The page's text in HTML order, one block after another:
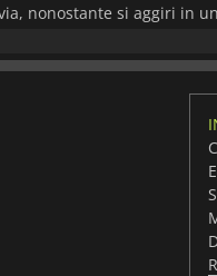
nonostante si aggiri in
macchine sono ancora
Peggio ancora, orribili
che incontrano. Gaia
gli animali che
Gaia è allo
piena di
a raggiungere la fine